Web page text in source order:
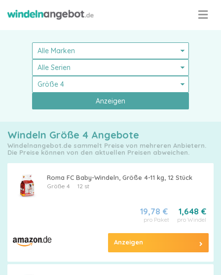
Pampers
Alle
Windeln
Anzeigen
Windeln Größe 4 Angebote
Windelnangebot.de sammelt Preise von mehreren Anbietern.
Die Preise können von den aktuellen Preisen abweichen.
Roma FC Baby-Windeln, Größe 4-11 kg, 12 Stück
Größe 4 12 st
1,648 €
pro Windel
19,78 €
pro Paket
Anzeigen